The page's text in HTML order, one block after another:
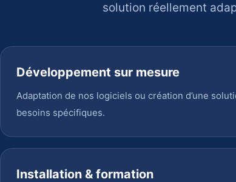
solution réellement
Développement sur mesure
Adaptation de nos logiciels ou création d’une
besoins spécifiques.
Installation & formation